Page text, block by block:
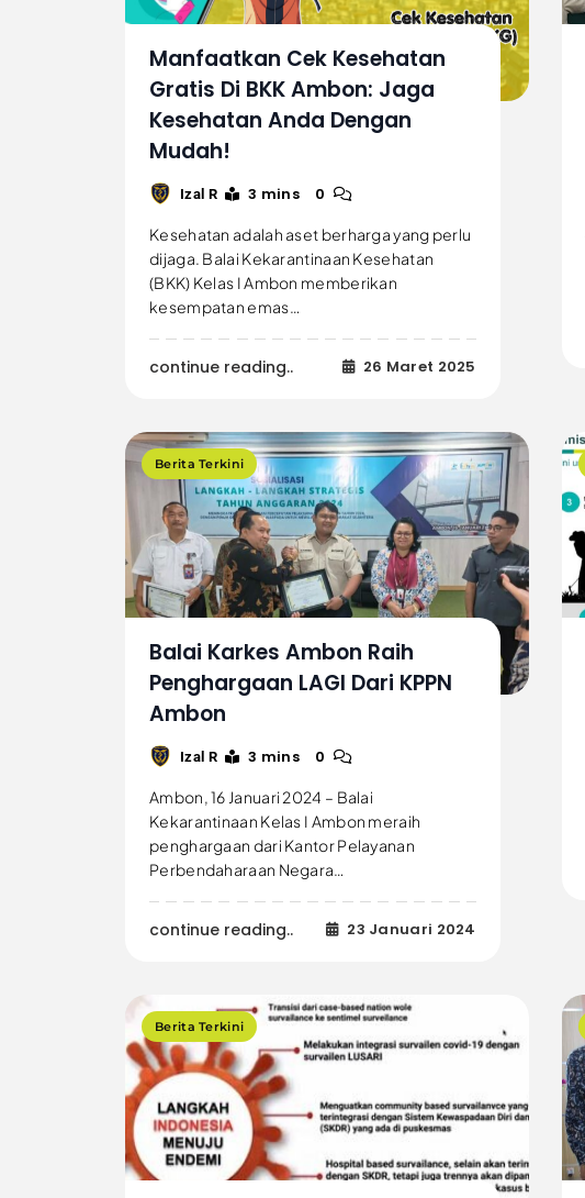
Manfaatkan Cek Kesehatan
Gratis Di BKK Ambon: Jaga
Kesehatan Anda Dengan
Mudah!
Izal R 3 mins 0
Kesehatan adalah aset berharga yang perlu
dijaga. Balai Kekarantinaan Kesehatan
(BKK) Kelas I Ambon memberikan
kesempatan emas…
continue reading.. 26 Maret 2025
Berita Terkini
Balai Karkes Ambon Raih
Penghargaan LAGI Dari KPPN
Ambon
Izal R 3 mins 0
Ambon, 16 Januari 2024 – Balai
Kekarantinaan Kelas I Ambon meraih
penghargaan dari Kantor Pelayanan
Perbendaharaan Negara…
continue reading.. 23 Januari 2024
Berita Terkini